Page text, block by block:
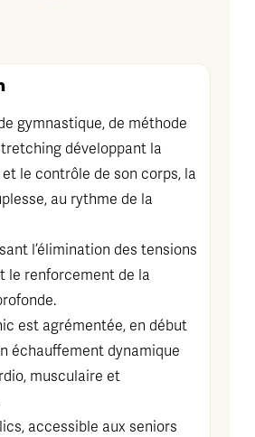
gymnastique, de méthode
développant la
le contrôle de son corps, la
au rythme de la
l’élimination des tensions
le renforcement de la
est agrémentée, en début
échauffement dynamique
musculaire et
accessible aux seniors